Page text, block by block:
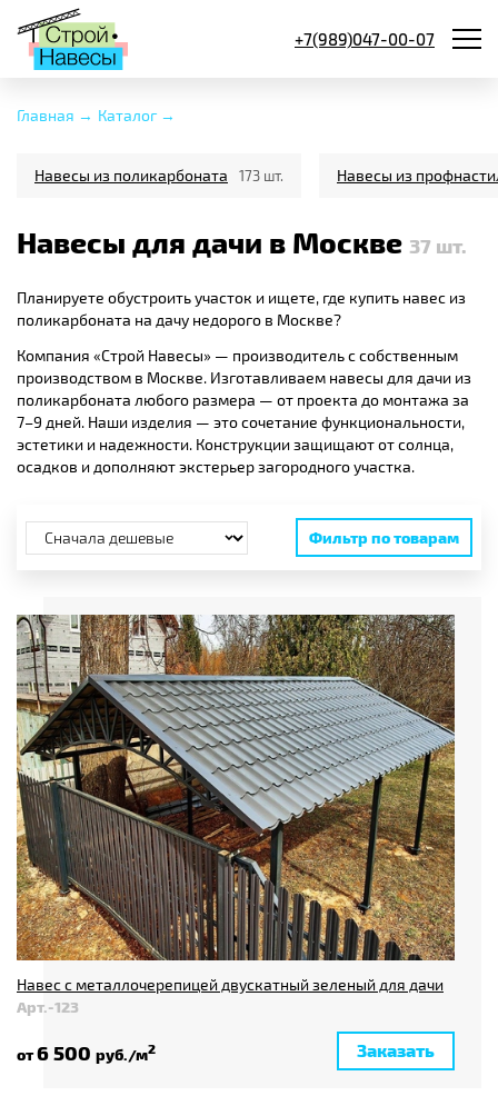
+7(989)047-00-07
Главная → Каталог →
Навесы из поликарбоната 173 шт. Навесы из
Навесы для дачи в Москве 37 шт.
Планируете обустроить участок и ищете, где купить навес из
поликарбоната на дачу недорого в Москве?
Компания «Строй Навесы» — производитель с собственным
производством в Москве. Изготавливаем навесы для дачи из
поликарбоната любого размера — от проекта до монтажа за
7–9 дней. Наши изделия — это сочетание функциональности,
эстетики и надежности. Конструкции защищают от солнца,
осадков и дополняют экстерьер загородного участка.
Фильтр по товарам
Размеры, до
Длина, м
Ширина, м Высота, м
Цена
от до руб.
Навес с металлочерепицей двускатный зеленый для дачи
Арт.-123
от6 500 руб./м2 Заказать